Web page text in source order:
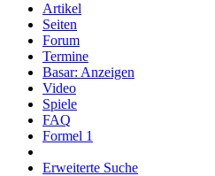
Artikel
Seiten
Forum
Termine
Basar: Anzeigen
Video
Spiele
FAQ
Formel 1
Erweiterte Suche